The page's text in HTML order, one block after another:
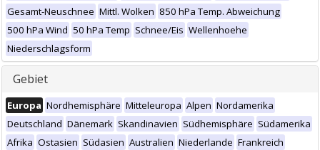
Gesamt-Neuschnee Mittl. Wolken 850 hPa Temp. Abweichung
500 hPa Wind 50 hPa Temp Schnee/Eis Wellenhoehe
Niederschlagsform
Gebiet
Europa Nordhemisphäre Mitteleuropa Alpen Nordamerika
Deutschland Dänemark Skandinavien Südhemisphäre Südamerika
Afrika Ostasien Südasien Australien Niederlande Frankreich